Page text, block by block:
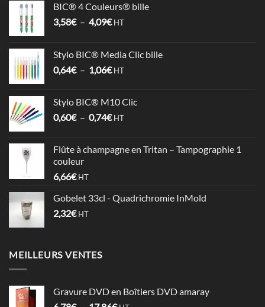
BIC® 4 Couleurs® bille
3,58€ – 4,09€Plage
3,58€
à
HT
Stylo BIC® Media Clic bille
0,64€ – 1,06€Plage
0,64€
à
HT
Stylo BIC® M10 Clic
0,60€ – 0,74€Plage
0,60€
HT
Flûte à champagne en Tritan – Tampographie 1
couleur
6,66€ HT
Gobelet 33cl - Quadrichromie InMold
2,32€ HT
MEILLEURS VENTES
Gravure DVD en Boîtiers DVD amaray